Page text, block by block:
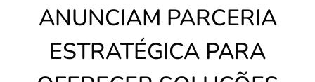
ANUNCIAM PARCERIA
ESTRATÉGICA PARA